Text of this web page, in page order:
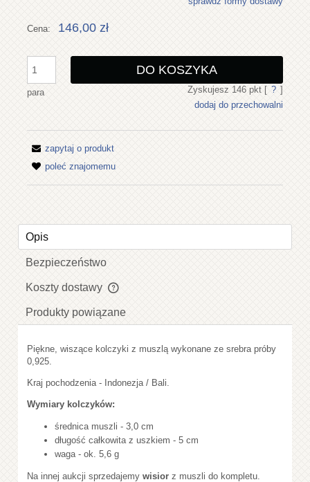
Cena nie zawiera ewentualnych kosztów płatności
Cena: 146,00 zł
para
DO KOSZYKA
Zyskujesz 146pkt [ ? ]
dodaj do przechowalni
zapytaj o produkt
poleć znajomemu
Opis
Bezpieczeństwo
Koszty dostawy
Cena nie zawiera ewentualnych kosztów płatności
Produkty powiązane
Piękne, wiszące kolczyki z muszlą wykonane ze srebra próby
0,925.
Kraj pochodzenia - Indonezja / Bali.
Wymiary kolczyków:
średnica muszli - 3,0 cm
długość całkowita z uszkiem - 5 cm
waga - ok. 5,6 g
Na innej aukcji sprzedajemy wisior z muszli do kompletu.